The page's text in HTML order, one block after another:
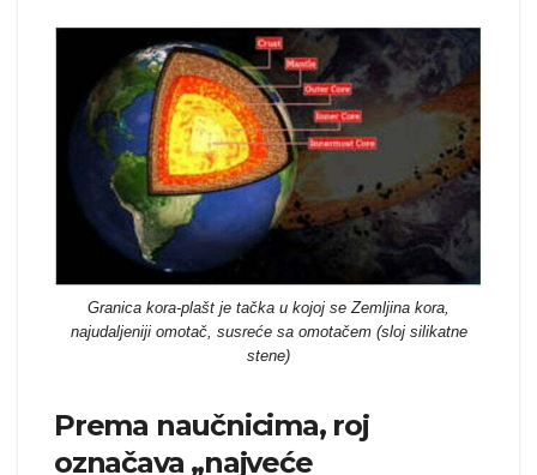
Granica kora-plašt je tačka u kojoj se Zemljina kora,
najudaljeniji omotač, susreće sa omotačem (sloj silikatne
stene)
Prema naučnicima, roj
označava „najveće